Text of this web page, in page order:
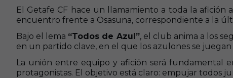
El Getafe CF hace un llamamiento a toda la afición
encuentro frente a Osasuna, correspondiente a la
Bajo el lema “Todos de Azul”, el club anima a los
en un partido clave, en el que los azulones se
La unión entre equipo y afición será fundamental
protagonistas. El objetivo está claro: empujar todos